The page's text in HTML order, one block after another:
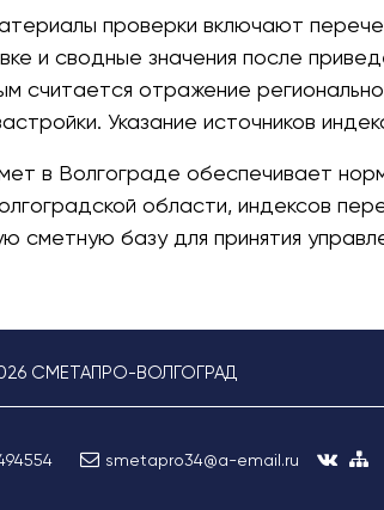
проверки включают
и сводные значения после
считается отражение
Указание источников
в Волгограде обеспечивает
области, индексов
сметную базу для принятия
СМЕТАПРО-ВОЛГОГРАД
smetapro34@a-email.ru